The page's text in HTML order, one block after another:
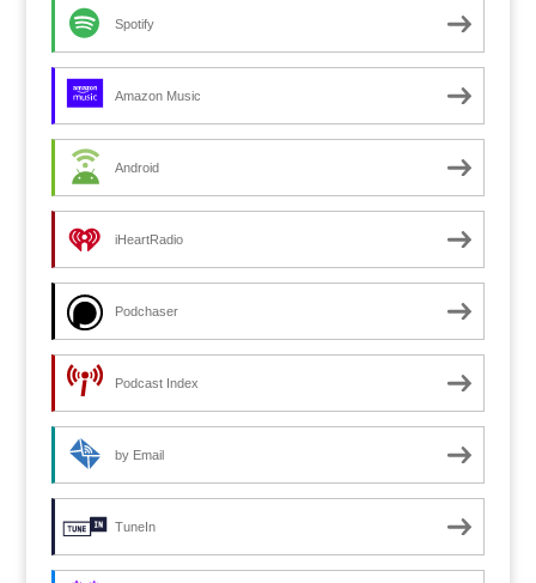
Spotify
Amazon Music
Android
iHeartRadio
Podchaser
Podcast Index
by Email
TuneIn